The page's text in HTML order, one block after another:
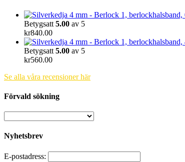
Betygsatt 5.00 av 5
kr840.00
Betygsatt 5.00 av 5
kr560.00
Se alla våra recensioner här
Förvald sökning
Nyhetsbrev
E-postadress: